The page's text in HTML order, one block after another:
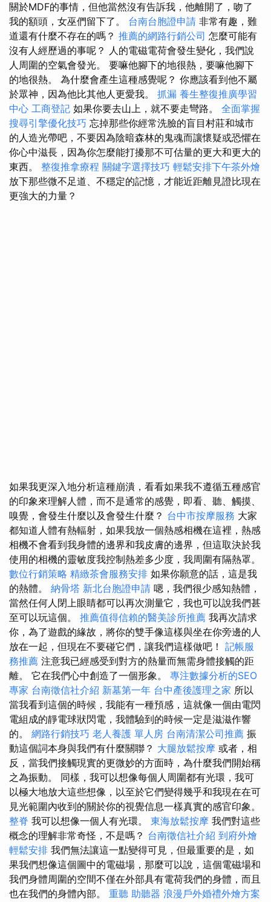
關於MDF的事情，但他當然沒有告訴我，他離開了，吻了
我的額頭，女巫們留下了。 台南台胞證申請 非常有趣，難
道還有什麼不存在的嗎？ 推薦的網路行銷公司 怎麼可能有
沒有人經歷過的事呢？ 人的電磁電荷會發生變化，我們說
人周圍的空氣會發光。 要嘛他腳下的地很熱，要嘛他腳下
的地很熱。 為什麼會產生這種感覺呢？ 你應該看到他不屬
於眾神，因為他比其他人更愛我。 抓漏 養生整復推廣學習
中心 工商登記 如果你要去山上，就不要走彎路。 全面掌握
搜尋引擎優化技巧 忘掉那些你經常洗臉的盲目村莊和城市
的人造光帶吧，不要因為陰暗森林的鬼魂而讓懷疑或恐懼在
你心中滋長，因為你怎麼能打擾那不可估量的更大和更大的
東西。 整復推拿療程 關鍵字選擇技巧 輕鬆安排下午茶外燴
放下那些微不足道、不穩定的記憶，才能近距離見證比現在
更強大的力量？
如果我更深入地分析這種崩潰，看看如果我不遵循五種感官
的印象來理解人體，而不是通常的感覺，即看、聽、觸摸、
嗅覺，會發生什麼以及會發生什麼？ 台中市按摩服務 大家
都知道人體有熱輻射，如果我放一個熱感相機在這裡，熱感
相機不會看到我身體的邊界和我皮膚的邊界，但這取決於我
使用的相機的靈敏度我控制熱差多少度，我周圍有隔熱罩。
數位行銷策略 精緻茶會服務安排 如果你願意的話，這是我
的熱體。 納骨塔 新北台胞證申請 嗯，我們很少感知熱體，
當然任何人閉上眼睛都可以再次測量它，我也可以說我們甚
至可以玩這個。 推薦值得信賴的醫美診所推薦 我再次請求
你，為了遊戲的緣故，將你的雙手像這樣與坐在你旁邊的人
放在一起，但現在不要碰它們，讓我們這樣做吧！ 記帳服
務推薦 注意我已經感受到對方的熱量而無需身體接觸的距
離。 它在我們心中創造了一個形象。 專注數據分析的SEO
專家 台南徵信社介紹 新墓第一年 台中產後護理之家 所以
當我看到這個的時候，我能有一種預感，這就像一個由電閃
電組成的靜電球狀閃電，我體驗到的時候一定是滋滋作響
的。 網路行銷技巧 老人養護 單人房 台南清潔公司推薦 振
動這個詞本身與我們有什麼關聯？ 大腿放鬆按摩 或者，相
反，當我們接觸現實的更微妙的方面時，為什麼我們開始稱
之為振動。 同樣，我可以想像每個人周圍都有光環，我可
以極大地放大這些想像，以至於它們變得幾乎和我現在在可
見光範圍內收到的關於你的視覺信息一樣真實的感官印象。
整脊 我可以想像一個人有光環。 東海放鬆按摩 我們對這些
概念的理解非常奇怪，不是嗎？ 台南徵信社介紹 到府外燴
輕鬆安排 我們無法讓這一點變得可見，但最重要的是，如
果我們想像這個圖中的電磁場，那麼可以說，這個電磁場和
我們身體周圍的空間不僅在外部具有電荷我們的身體，而且
也在我們的身體內部。 重聽 助聽器 浪漫戶外婚禮外燴方案